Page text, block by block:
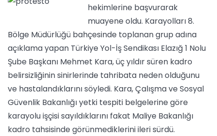
hekimlerine başvurarak
muayene oldu. Karayolları 8.
Bölge Müdürlüğü bahçesinde toplanan grup adına
açıklama yapan Türkiye Yol-İş Sendikası Elazığ 1 Nolu
Şube Başkanı Mehmet Kara, üç yıldır süren kadro
belirsizliğinin sinirlerinde tahribata neden olduğunu
ve hastalandıklarını söyledi. Kara, Çalışma ve Sosyal
Güvenlik Bakanlığı yetki tespiti belgelerine göre
karayolu işçisi sayıldıklarını fakat Maliye Bakanlığı
kadro tahsisinde görünmediklerini ileri sürdü.